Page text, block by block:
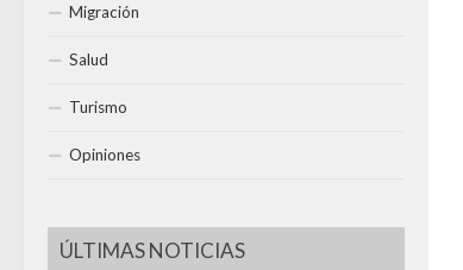
Migración
Salud
Turismo
Opiniones
ÚLTIMAS NOTICIAS